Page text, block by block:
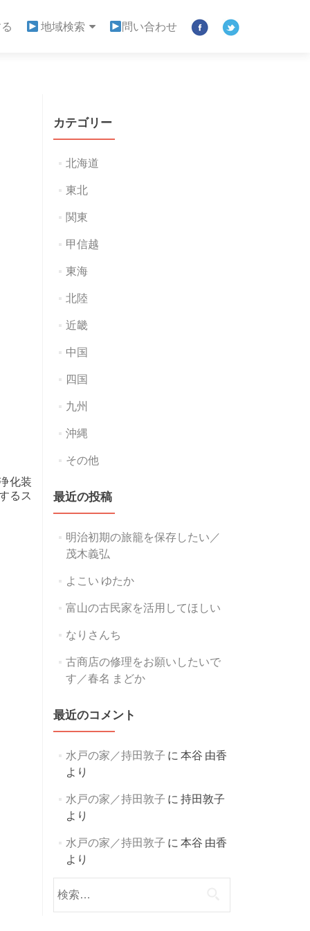
地域検索 問い合わせ
化装
るス
カテゴリー
北海道
東北
関東
甲信越
東海
北陸
近畿
中国
四国
九州
沖縄
その他
最近の投稿
明治初期の旅籠を保存したい／
茂木義弘
よこい ゆたか
富山の古民家を活用してほしい
なりさんち
古商店の修理をお願いしたいで
す／春名 まどか
最近のコメント
水戸の家／持田敦子 に 本谷 由香
より
水戸の家／持田敦子 に 持田敦子
より
水戸の家／持田敦子 に 本谷 由香
より
索: